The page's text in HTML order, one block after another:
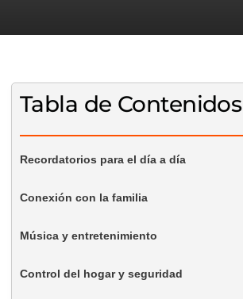
Tabla de Contenidos
Recordatorios para el día a día
Conexión con la familia
Música y entretenimiento
Control del hogar y seguridad